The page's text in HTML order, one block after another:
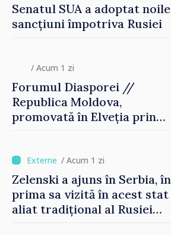
Senatul SUA a adoptat noile
sancțiuni împotriva Rusiei
/ Acum 1 zi
Forumul Diasporei //
Republica Moldova,
promovată în Elveția prin
/ Acum 1 zi
Zelenski a ajuns în Serbia, în
prima sa vizită în acest stat
aliat tradițional al Rusiei